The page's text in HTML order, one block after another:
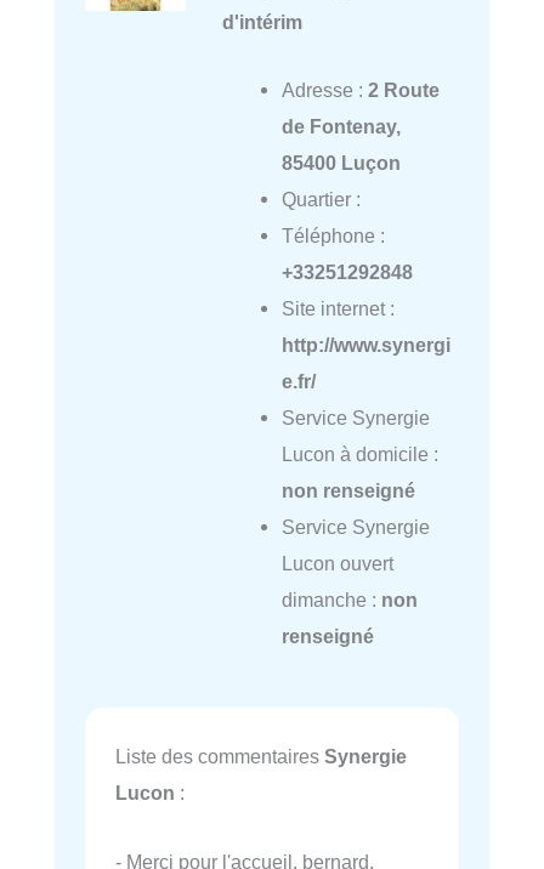
d'intérim
Adresse : 2 Route
de Fontenay,
85400 Luçon
Quartier :
Téléphone :
+33251292848
Site internet :
http://www.synergi
e.fr/
Service Synergie
Lucon à domicile :
non renseigné
Service Synergie
Lucon ouvert
dimanche : non
renseigné
Liste des commentaires Synergie
Lucon :
- Merci pour l'accueil, bernard.